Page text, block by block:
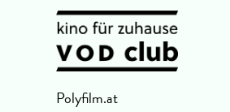
Polyfilm.at